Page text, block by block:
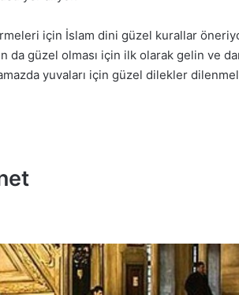
için İslam dini güzel kurallar
da güzel olması için ilk olarak gelin ve
yuvaları için güzel dilekler